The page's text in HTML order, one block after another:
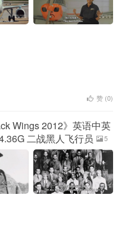
赞 (0)
Wings 2012》英语中英
二战黑人飞行员
5